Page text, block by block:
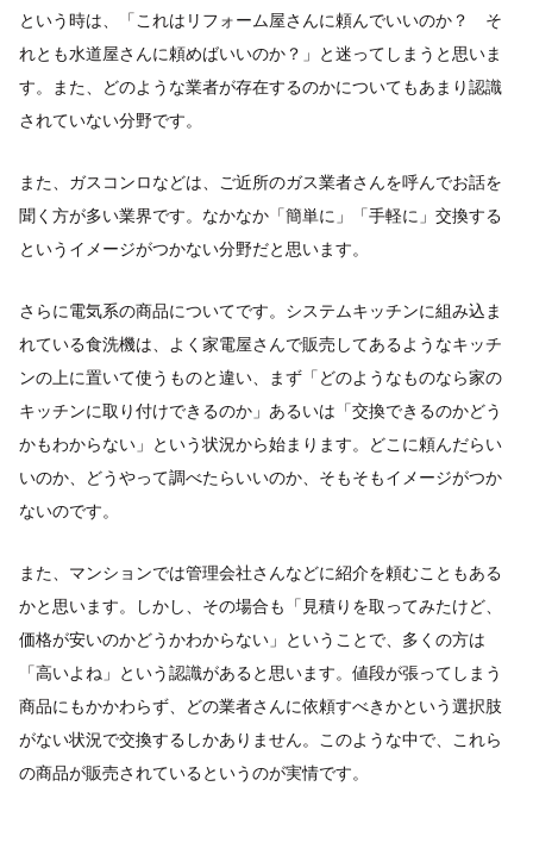
という時は、「これはリフォーム屋さんに頼んでいいのか？ そ
れとも水道屋さんに頼めばいいのか？」と迷ってしまうと思いま
す。また、どのような業者が存在するのかについてもあまり認識
されていない分野です。
また、ガスコンロなどは、ご近所のガス業者さんを呼んでお話を
聞く方が多い業界です。なかなか「簡単に」「手軽に」交換する
というイメージがつかない分野だと思います。
さらに電気系の商品についてです。システムキッチンに組み込ま
れている食洗機は、よく家電屋さんで販売してあるようなキッチ
ンの上に置いて使うものと違い、まず「どのようなものなら家の
キッチンに取り付けできるのか」あるいは「交換できるのかどう
かもわからない」という状況から始まります。どこに頼んだらい
いのか、どうやって調べたらいいのか、そもそもイメージがつか
ないのです。
また、マンションでは管理会社さんなどに紹介を頼むこともある
かと思います。しかし、その場合も「見積りを取ってみたけど、
価格が安いのかどうかわからない」ということで、多くの方は
「高いよね」という認識があると思います。値段が張ってしまう
商品にもかかわらず、どの業者さんに依頼すべきかという選択肢
がない状況で交換するしかありません。このような中で、これら
の商品が販売されているというのが実情です。